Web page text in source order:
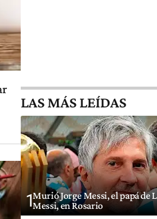
LAS MÁS LEÍDAS
1Murió Jorge Messi, el papá de
Messi, en Rosario